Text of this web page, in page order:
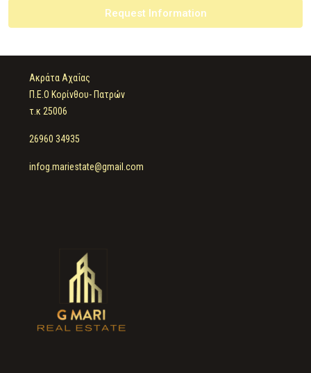
Request Information
Ακράτα Αχαΐας
Π.Ε.Ο Κορίνθου- Πατρών
τ.κ 25006
26960 34935
infog.mariestate@gmail.com